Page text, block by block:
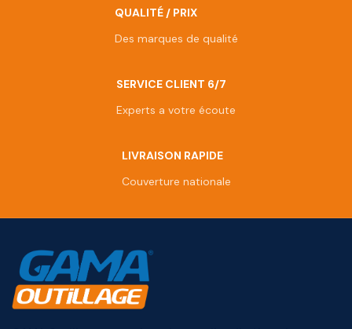
QUALITÉ / PRIX
Des marques de qualité
SERVICE CLIENT 6/7
Experts a votre écoute
LIVRAISON RAPIDE
Couverture nationale